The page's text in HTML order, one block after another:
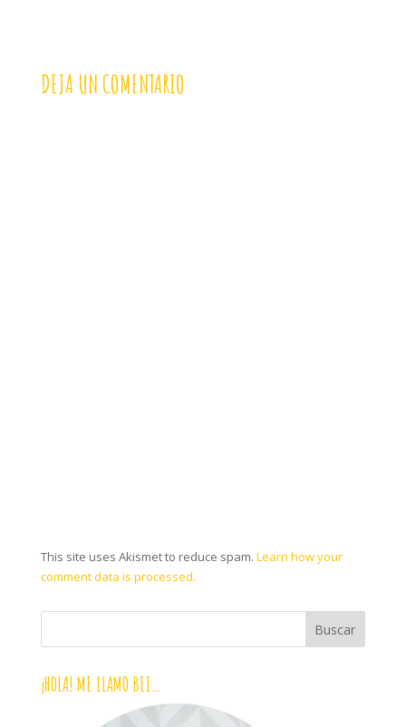
DEJA UN COMENTARIO
This site uses Akismet to reduce spam. Learn how your
comment data is processed.
¡HOLA! ME LLAMO BEI…